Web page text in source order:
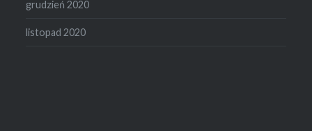
grudzień 2020
listopad 2020